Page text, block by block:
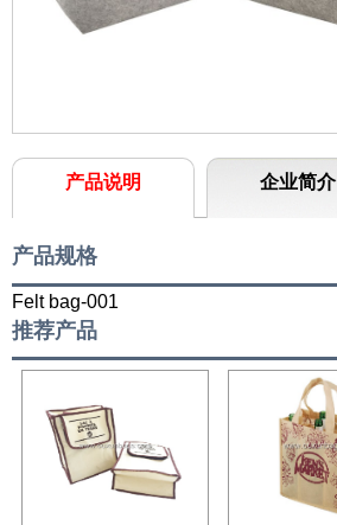
产品说明 企业简介
产品规格
Felt bag-001
推荐产品